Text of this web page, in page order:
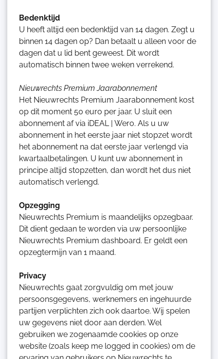
Bedenktijd
U heeft altijd een bedenktijd van 14 dagen. Zegt u
binnen 14 dagen op? Dan betaalt u alleen voor de
dagen dat u lid bent geweest. Dit wordt
automatisch binnen twee weken verrekend.
Nieuwrechts Premium Jaarabonnement
Het Nieuwrechts Premium Jaarabonnement kost
op dit moment 50 euro per jaar. U sluit een
abonnement af via iDEAL | Wero. Als u uw
abonnement in het eerste jaar niet stopzet wordt
het abonnement na dat eerste jaar verlengd via
kwartaalbetalingen. U kunt uw abonnement in
principe altijd stopzetten, dan wordt het dus niet
automatisch verlengd.
Opzegging
Nieuwrechts Premium is maandelijks opzegbaar.
Dit dient gedaan te worden via uw persoonlijke
Nieuwrechts Premium dashboard. Er geldt een
opzegtermijn van 1 maand.
Privacy
Nieuwrechts gaat zorgvuldig om met jouw
persoonsgegevens, werknemers en ingehuurde
partijen verplichten zich ook daartoe. Wij spelen
uw gegevens niet door aan derden. Wel
gebruiken we zogenaamde cookies op onze
website (zoals keep me logged in cookies) om de